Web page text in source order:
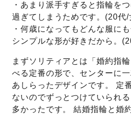
・あまり派手すぎると指輪を
過ぎてしまうためです。(20代/
・何歳になってもどんな服に
シンプルな形が好きだから。
まずソリティアとは「婚約指
べる定番の形で、センターに
あしらったデザインです。 定
ないのでずっとつけていられ
多かったです。 結婚指輪と婚